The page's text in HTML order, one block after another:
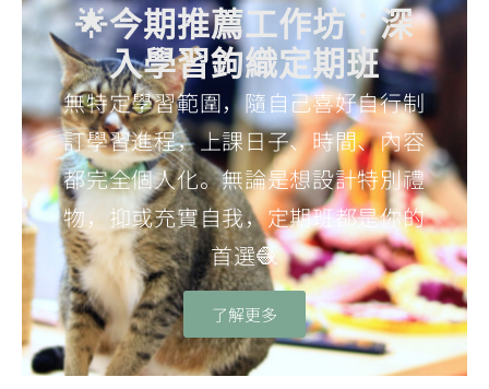
🌟今期推薦工作坊：深
入學習鉤織定期班
無特定學習範圍，隨自己喜好自行制
訂學習進程，上課日子、時間、內容
都完全個人化。無論是想設計特別禮
物，抑或充實自我，定期班都是你的
首選🧶
了解更多